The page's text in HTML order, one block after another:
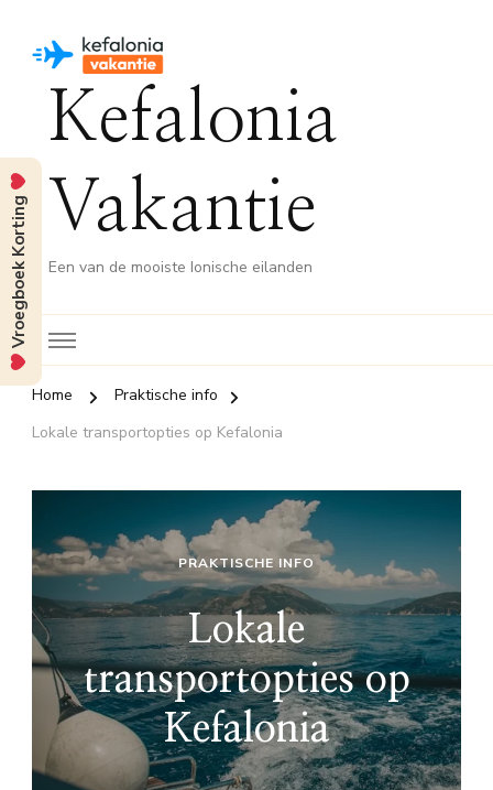
Kefalonia
Vakantie
Een van de mooiste Ionische eilanden
Home
Praktische info
Lokale transportopties op Kefalonia
PRAKTISCHE INFO
Lokale
transportopties op
Kefalonia
Vroegboek Korting